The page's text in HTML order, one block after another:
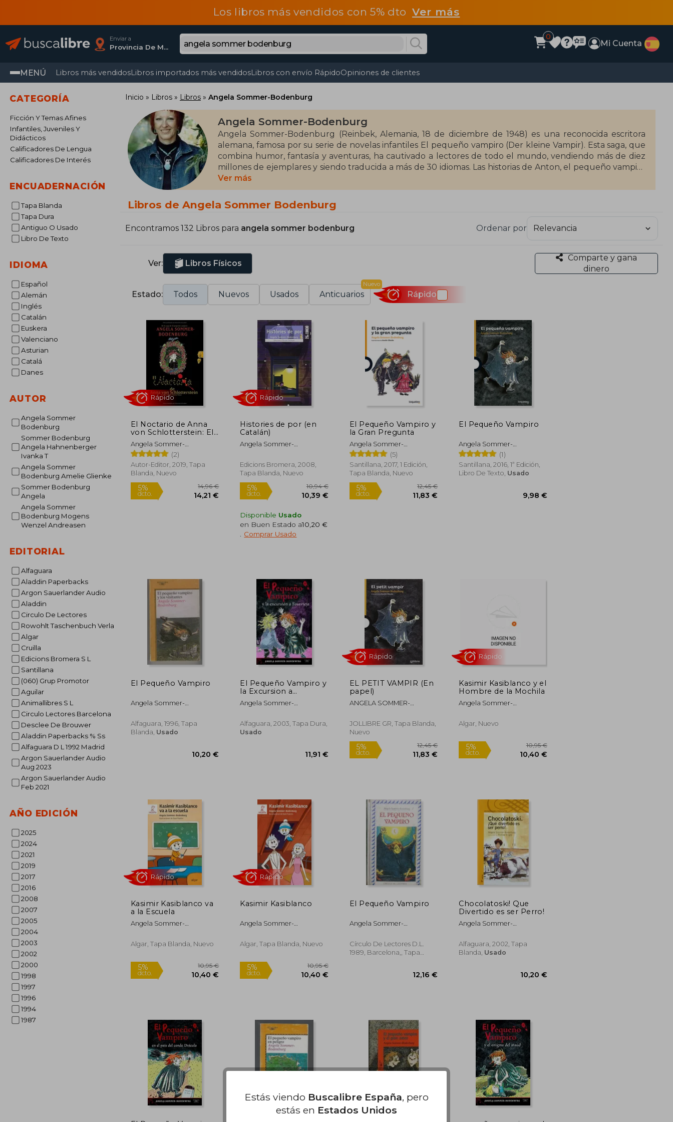
Los libros más vendidos con 5% dtoVer más
Enviar a
Provincia De Madrid
0
Mi Cuenta
MENÚ Libros más vendidosLibros importados más vendidosLibros con envío RápidoOpiniones de clientes
CATEGORÍA
Ficción Y Temas Afines
Infantiles, Juveniles Y
Didácticos
Calificadores De Lengua
Calificadores De Interés
ENCUADERNACIÓN
Tapa Blanda
Tapa Dura
Antiguo O Usado
Libro De Texto
IDIOMA
Español
Alemán
Inglés
Catalán
Euskera
Valenciano
Asturian
Catalá
Danes
AUTOR
Angela Sommer
Bodenburg
Sommer Bodenburg
Angela Hahnenberger
Ivanka T
Angela Sommer
Bodenburg Amelie Glienke
Sommer Bodenburg
Angela
Angela Sommer
Bodenburg Mogens
Wenzel Andreasen
EDITORIAL
Alfaguara
Aladdin Paperbacks
Argon Sauerlander Audio
Aladdin
Circulo De Lectores
Rowohlt Taschenbuch Verla
Algar
Cruilla
Edicions Bromera S L
Santillana
(060) Grup Promotor
Aguilar
Animallibres S L
Circulo Lectores Barcelona
Desclee De Brouwer
Aladdin Paperbacks % Ss
Alfaguara D L 1992 Madrid
Argon Sauerlander Audio
Aug 2023
Argon Sauerlander Audio
Feb 2021
AÑO EDICIÓN
2025
2024
2021
2019
2017
2016
2008
2007
2005
2004
2003
2002
2000
1998
1997
1996
1994
1987
Inicio Libros Libros Angela Sommer-Bodenburg
Angela Sommer-Bodenburg
Angela Sommer-Bodenburg (Reinbek, Alemania, 18 de diciembre de 1948) es una reconocida escritora
alemana, famosa por su serie de novelas infantiles El pequeño vampiro (Der kleine Vampir). Esta saga, que
combina humor, fantasía y aventuras, ha cautivado a lectores de todo el mundo, vendiendo más de diez
millones de ejemplares y siendo traducida a más de 30 idiomas. Las historias de Anton, el pequeño vampiro
Rüdiger, se han convertido en un clásico de la literatura infantil y juvenil.
Además de su éxito literario, El pequeño vampiro ha sido adaptado a diversas formas de entretenimiento,
incluyendo series de televisión, películas y obras de teatro. Sommer-Bodenburg, quien también trabajó
como profesora de arte, ha logrado conectar con generaciones de lectores gracias a su habilidad para crear
personajes entrañables y mundos imaginativos. Su obra sigue siendo un referente en la literatura infantil,
Ver más
Libros de Angela Sommer Bodenburg
Encontramos 132 Libros para angela sommer bodenburg Ordenar por
Ver: Libros Físicos
Comparte y gana
dinero
Estado: Todos Nuevos Usados Anticuarios
Nuevo
Rápido
El Noctario de Anna
von Schlotterstein: El
Pequeño Vampiro
Angela Sommer-
Bodenburg
(2)
Autor-Editor, 2019, Tapa
Blanda, Nuevo
Rápido
Histories de por (en
Catalán)
Angela Sommer-
Edicions Bromera, 2008,
Tapa Blanda, Nuevo
Rápido
Disponible Usado
en Buen Estado a10,20 €
Comprar Usado
El Pequeño Vampiro y
la Gran Pregunta
Angela Sommer-
Bodenburg
(5)
Santillana, 2017, 1 Edición,
Tapa Blanda, Nuevo
El Pequeño Vampiro
Angela Sommer-
Bodenburg
(1)
Santillana, 2016, 1ª Edición,
Libro De Texto, Usado
El Pequeño Vampiro
Angela Sommer-
Alfaguara, 1996, Tapa
Blanda, Usado
El Pequeño Vampiro y
la Excursion a
Fosavieja (Cl. Pv. Nº 8)
Angela Sommer-
Alfaguara, 2003, Tapa Dura,
Usado
EL PETIT VAMPIR (En
papel)
ANGELA SOMMER-
JOLLIBRE GR, Tapa Blanda,
Nuevo
5%
dcto. 11,83 €
Rápido
Kasimir Kasiblanco y el
Hombre de la Mochila
Angela Sommer-
Algar, Nuevo
dcto.
Kasimir Kasiblanco va
a la Escuela
Angela Sommer-
Algar, Tapa Blanda, Nuevo
5%
dcto.
10,95 €
Rápido
Kasimir Kasiblanco
Angela Sommer-
Algar, Tapa Blanda, Nuevo
10,95 €
Rápido
El Pequeño Vampiro
Angela Sommer-
Círculo De Lectores D.L.
1989, Barcelona,, Tapa
12,16 €
Chocolatoski! Que
Divertido es ser Perro!
Angela Sommer-
Alfaguara, 2002, Tapa
Blanda, Usado
Estás viendo Buscalibre España, pero
estás en Estados Unidos